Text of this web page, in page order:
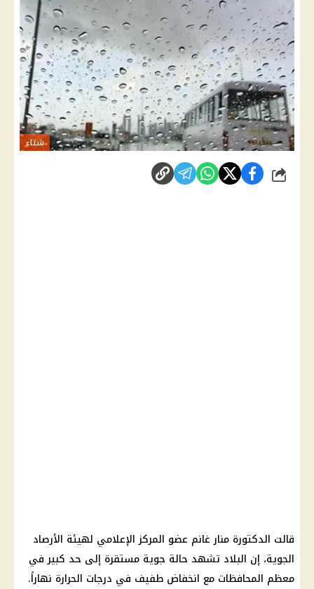
شتاء
شارك
قالت الدكتورة منار غانم عضو المركز الإعلامي لهيئة الأرصاد
الجوية، إن البلاد تشهد حالة جوية مستقرة إلى حد كبير في
معظم المحافظات مع انخفاض طفيف في درجات الحرارة نهاراً.